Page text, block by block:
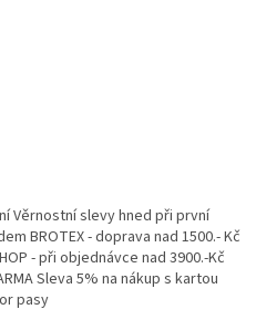
Věrnostní slevy hned při první
BROTEX - doprava nad 1500.- Kč
- při objednávce nad 3900.-Kč
Sleva 5% na nákup s kartou
pasy